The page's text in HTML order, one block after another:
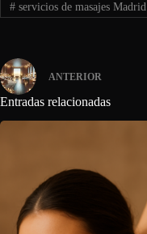
#servicios de masajes Madrid
ANTERIOR
Entradas relacionadas